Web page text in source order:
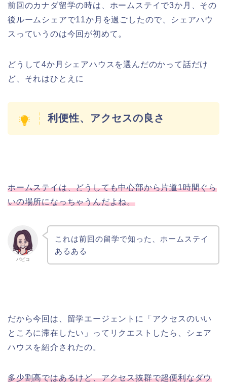
前回のカナダ留学の時は、ホームステイで3か月、その
後ルームシェアで11か月を過ごしたので、シェアハウ
スっていうのは今回が初めて。
どうして4か月シェアハウスを選んだのかって話だけ
ど、それはひとえに
利便性、アクセスの良さ
ホームステイは、どうしても中心部から片道1時間ぐら
いの場所になっちゃうんだよね。
バビコ
これは前回の留学で知った、ホームステイ
あるある
だから今回は、留学エージェントに「アクセスのいい
ところに滞在したい」ってリクエストしたら、シェア
ハウスを紹介されたの。
多少割高ではあるけど、アクセス抜群で超便利なダウ